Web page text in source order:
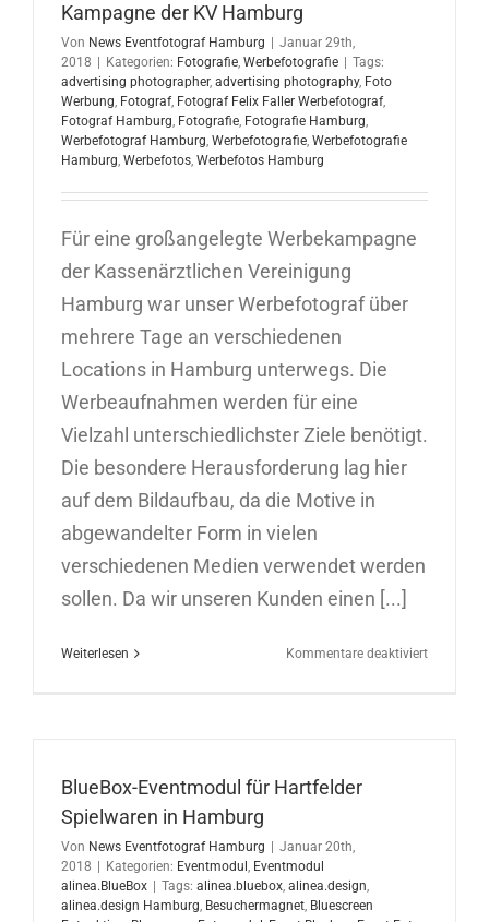
Kampagne der KV Hamburg
Von News Eventfotograf Hamburg
Januar 29th,
2018
Kategorien: Fotografie, Werbefotografie
Tags:
advertising photographer, advertising photography, Foto
Werbung, Fotograf, Fotograf Felix Faller Werbefotograf,
Fotograf Hamburg, Fotografie, Fotografie Hamburg,
Werbefotograf Hamburg, Werbefotografie, Werbefotografie
Hamburg, Werbefotos, Werbefotos Hamburg
Für eine großangelegte Werbekampagne
der Kassenärztlichen Vereinigung
Hamburg war unser Werbefotograf über
mehrere Tage an verschiedenen
Locations in Hamburg unterwegs. Die
Werbeaufnahmen werden für eine
Vielzahl unterschiedlichster Ziele benötigt.
Die besondere Herausforderung lag hier
auf dem Bildaufbau, da die Motive in
abgewandelter Form in vielen
verschiedenen Medien verwendet werden
sollen. Da wir unseren Kunden einen [...]
Weiterlesen Kommentare deaktiviertfür
BlueBox-Eventmodul für Hartfelder
Spielwaren in Hamburg
Von News Eventfotograf Hamburg
Januar 20th,
2018
Kategorien: Eventmodul , Eventmodul
alinea.BlueBox
Tags: alinea.bluebox, alinea.design,
alinea.design Hamburg, Besuchermagnet, Bluescreen